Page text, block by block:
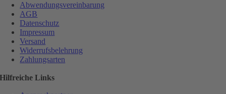
Abwendungsvereinbarung
AGB
Datenschutz
Impressum
Versand
Widerrufsbelehrung
Zahlungsarten
Hilfreiche Links